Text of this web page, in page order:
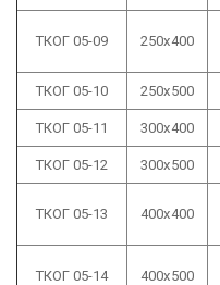
ТКОГ 05-09 250х400
ТКОГ 05-10 250х500
ТКОГ 05-11 300х400
ТКОГ 05-12 300х500
ТКОГ 05-13 400х400
ТКОГ 05-14 400х500